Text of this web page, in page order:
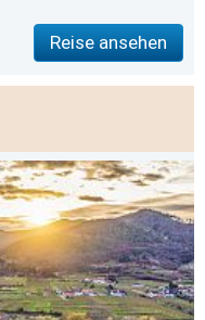
Reise ansehen